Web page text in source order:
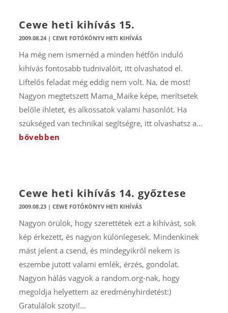
Cewe heti kihívás 15.
2009.08.24| CEWE FOTÓKÖNYV HETI KIHÍVÁS
Ha még nem ismernéd a minden hétfőn induló
kihívás fontosabb tudnivalóit, itt olvashatod el.
Liftelős feladat még eddig nem volt. Na, de most!
Nagyon megtetszett Mama_Maike képe, merítsetek
belőle ihletet, és alkossatok valami hasonlót. Ha
szükséged van technikai segítségre, itt olvashatsz a...
bővebben
Cewe heti kihívás 14. győztese
2009.08.23| CEWE FOTÓKÖNYV HETI KIHÍVÁS
Nagyon örülök, hogy szerettétek ezt a kihívást, sok
kép érkezett, és nagyon különlegesek. Mindenkinek
mást jelent a csend, és mindegyikről nekem is
eszembe jutott valami emlék, érzés, gondolat.
Nagyon hálás vagyok a random.org-nak, hogy
megoldja helyettem az eredményhirdetést:)
Gratulálok szotyi!...